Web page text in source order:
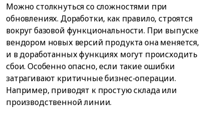
Можно столкнуться со сложностями при
обновлениях. Доработки, как правило, строятся
вокруг базовой функциональности. При выпуске
вендором новых версий продукта она меняется,
и в доработанных функциях могут происходить
сбои. Особенно опасно, если такие ошибки
затрагивают критичные бизнес-операции.
Например, приводят к простую склада или
производственной линии.